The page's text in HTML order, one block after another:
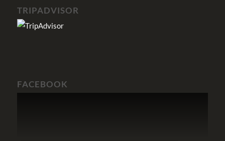
TRIPADVISOR
FACEBOOK